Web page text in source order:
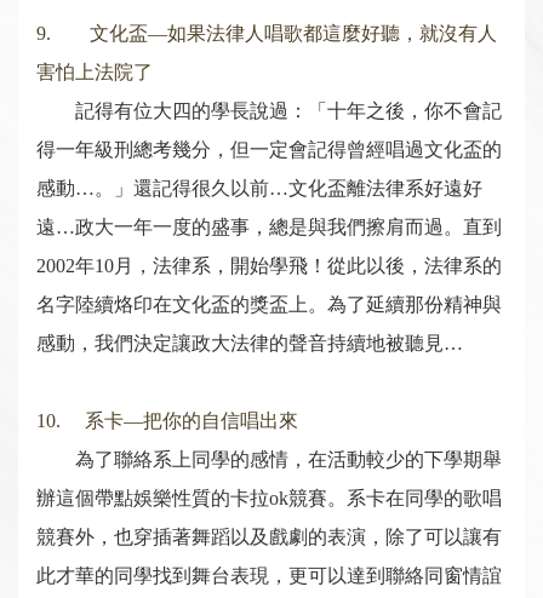
9. 文化盃—如果法律人唱歌都這麼好聽，就沒有人
害怕上法院了
記得有位大四的學長說過：「十年之後，你不會記
得一年級刑總考幾分，但一定會記得曾經唱過文化盃的
感動…。」還記得很久以前…文化盃離法律系好遠好
遠…政大一年一度的盛事，總是與我們擦肩而過。直到
2002年10月，法律系，開始學飛！從此以後，法律系的
名字陸續烙印在文化盃的獎盃上。為了延續那份精神與
感動，我們決定讓政大法律的聲音持續地被聽見…
10. 系卡—把你的自信唱出來
為了聯絡系上同學的感情，在活動較少的下學期舉
辦這個帶點娛樂性質的卡拉ok競賽。系卡在同學的歌唱
競賽外，也穿插著舞蹈以及戲劇的表演，除了可以讓有
此才華的同學找到舞台表現，更可以達到聯絡同窗情誼